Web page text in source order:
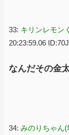
33: キリンレモン
20:23:59.06
なんだその金
34: みのりちゃん